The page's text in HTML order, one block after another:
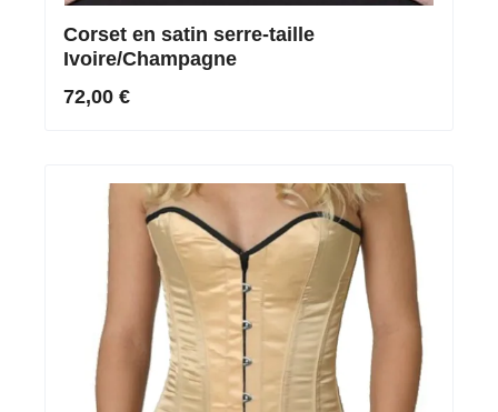
Corset en satin serre-taille
Ivoire/Champagne
72,00 €